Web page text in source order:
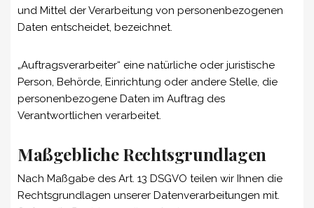
und Mittel der Verarbeitung von personenbezogenen
Daten entscheidet, bezeichnet.
„Auftragsverarbeiter“ eine natürliche oder juristische
Person, Behörde, Einrichtung oder andere Stelle, die
personenbezogene Daten im Auftrag des
Verantwortlichen verarbeitet.
Maßgebliche Rechtsgrundlagen
Nach Maßgabe des Art. 13 DSGVO teilen wir Ihnen die
Rechtsgrundlagen unserer Datenverarbeitungen mit.